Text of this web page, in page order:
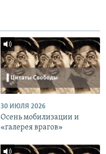
30 ИЮЛЯ 2026
Осень мобилизации и
«галерея врагов»